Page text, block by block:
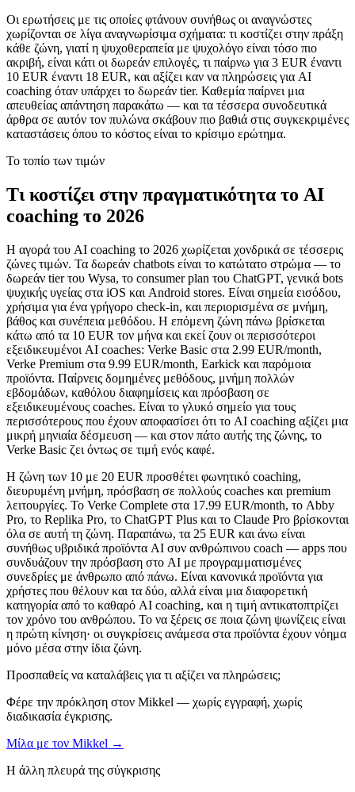
Οι ερωτήσεις με τις οποίες φτάνουν συνήθως οι αναγνώστες
χωρίζονται σε λίγα αναγνωρίσιμα σχήματα: τι κοστίζει στην πράξη
κάθε ζώνη, γιατί η ψυχοθεραπεία με ψυχολόγο είναι τόσο πιο
ακριβή, είναι κάτι οι δωρεάν επιλογές, τι παίρνω για 3 EUR έναντι
10 EUR έναντι 18 EUR, και αξίζει καν να πληρώσεις για AI
coaching όταν υπάρχει το δωρεάν tier. Καθεμία παίρνει μια
απευθείας απάντηση παρακάτω — και τα τέσσερα συνοδευτικά
άρθρα σε αυτόν τον πυλώνα σκάβουν πιο βαθιά στις συγκεκριμένες
καταστάσεις όπου το κόστος είναι το κρίσιμο ερώτημα.
Το τοπίο των τιμών
Τι κοστίζει στην πραγματικότητα το AI
coaching το 2026
Η αγορά του AI coaching το 2026 χωρίζεται χονδρικά σε τέσσερις
ζώνες τιμών. Τα δωρεάν chatbots είναι το κατώτατο στρώμα — το
δωρεάν tier του Wysa, το consumer plan του ChatGPT, γενικά bots
ψυχικής υγείας στα iOS και Android stores. Είναι σημεία εισόδου,
χρήσιμα για ένα γρήγορο check-in, και περιορισμένα σε μνήμη,
βάθος και συνέπεια μεθόδου. Η επόμενη ζώνη πάνω βρίσκεται
κάτω από τα 10 EUR τον μήνα και εκεί ζουν οι περισσότεροι
εξειδικευμένοι AI coaches: Verke Basic στα 2.99 EUR/month,
Verke Premium στα 9.99 EUR/month, Earkick και παρόμοια
προϊόντα. Παίρνεις δομημένες μεθόδους, μνήμη πολλών
εβδομάδων, καθόλου διαφημίσεις και πρόσβαση σε
εξειδικευμένους coaches. Είναι το γλυκό σημείο για τους
περισσότερους που έχουν αποφασίσει ότι το AI coaching αξίζει μια
μικρή μηνιαία δέσμευση — και στον πάτο αυτής της ζώνης, το
Verke Basic ζει όντως σε τιμή ενός καφέ.
Η ζώνη των 10 με 20 EUR προσθέτει φωνητικό coaching,
διευρυμένη μνήμη, πρόσβαση σε πολλούς coaches και premium
λειτουργίες. Το Verke Complete στα 17.99 EUR/month, το Abby
Pro, το Replika Pro, το ChatGPT Plus και το Claude Pro βρίσκονται
όλα σε αυτή τη ζώνη. Παραπάνω, τα 25 EUR και άνω είναι
συνήθως υβριδικά προϊόντα AI συν ανθρώπινου coach — apps που
συνδυάζουν την πρόσβαση στο AI με προγραμματισμένες
συνεδρίες με άνθρωπο από πάνω. Είναι κανονικά προϊόντα για
χρήστες που θέλουν και τα δύο, αλλά είναι μια διαφορετική
κατηγορία από το καθαρό AI coaching, και η τιμή αντικατοπτρίζει
τον χρόνο του ανθρώπου. Το να ξέρεις σε ποια ζώνη ψωνίζεις είναι
η πρώτη κίνηση· οι συγκρίσεις ανάμεσα στα προϊόντα έχουν νόημα
μόνο μέσα στην ίδια ζώνη.
Προσπαθείς να καταλάβεις για τι αξίζει να πληρώσεις;
Φέρε την πρόκληση στον Mikkel — χωρίς εγγραφή, χωρίς
διαδικασία έγκρισης.
Μίλα με τον Mikkel →
Η άλλη πλευρά της σύγκρισης